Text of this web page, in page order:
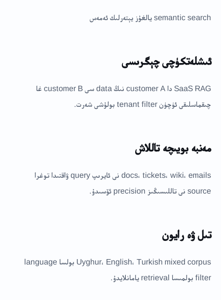
semantic search يالغۇز يېتەرلىك ئەمەس
ئىشلەتكۈچى چېگرىسى
SaaS RAG دا customer A نىڭ data سى customer B غا
چىقماسلىقى ئۈچۈن tenant filter بولۇشى شەرت.
مەنبە بويىچە تاللاش
docs، tickets، wiki، emails نى ئايرىپ query ۋاقتىدا توغرا
source نى تاللىسىڭىز precision ئۆسىدۇ.
تىل ۋە رايون
Uyghur، English، Turkish mixed corpus بولسا language
filter بولمىسا retrieval يامانلايدۇ.